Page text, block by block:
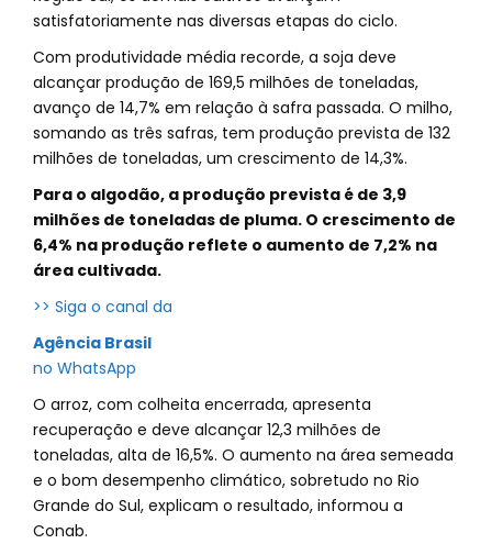
satisfatoriamente nas diversas etapas do ciclo.
Com produtividade média recorde, a soja deve
alcançar produção de 169,5 milhões de toneladas,
avanço de 14,7% em relação à safra passada. O milho,
somando as três safras, tem produção prevista de 132
milhões de toneladas, um crescimento de 14,3%.
Para o algodão, a produção prevista é de 3,9
milhões de toneladas de pluma. O crescimento de
6,4% na produção reflete o aumento de 7,2% na
área cultivada.
>> Siga o canal da
Agência Brasil
no WhatsApp
O arroz, com colheita encerrada, apresenta
recuperação e deve alcançar 12,3 milhões de
toneladas, alta de 16,5%. O aumento na área semeada
e o bom desempenho climático, sobretudo no Rio
Grande do Sul, explicam o resultado, informou a
Conab.